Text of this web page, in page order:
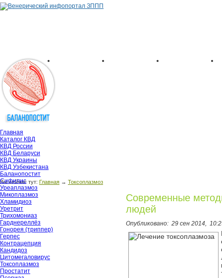
Главная
Каталог КВД
КВД России
КВД Беларуси
КВД Украины
КВД Узбекистана
Баланопостит
Сифилис
Уреаплазмоз
Микоплазмоз
Хламидиоз
Уретрит
Трихомониаз
Гарднереллёз
Гонорея (триппер)
Герпес
Контрацепция
Кандидоз
Цитомегаловирус
Токсоплазмоз
Простатит
Вы сейчас тут: Главная → Токсоплазмоз
Современные
людей
Опубликовано: 29 сен 2014,